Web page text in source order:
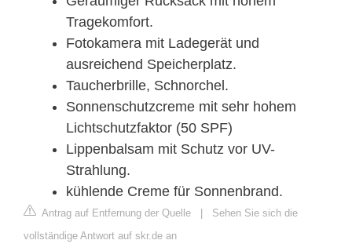
Tragekomfort.
Fotokamera mit Ladegerät und
ausreichend Speicherplatz.
Taucherbrille, Schnorchel.
Sonnenschutzcreme mit sehr hohem
Lichtschutzfaktor (50 SPF)
Lippenbalsam mit Schutz vor UV-
Strahlung.
kühlende Creme für Sonnenbrand.
Antrag auf Entfernung der Quelle | Sehen Sie sich die
vollständige Antwort auf skr.de an